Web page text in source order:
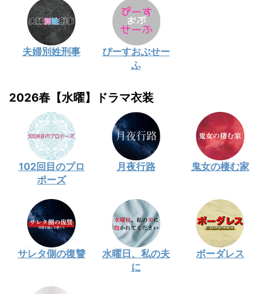
夫婦別姓刑事
ぴーすおぶせー
ふ
2026春【水曜】ドラマ衣装
102回目のプロ
ポーズ
月夜行路 鬼女の棲む家
サレタ側の復讐
水曜日、私の夫
に
ボーダレス